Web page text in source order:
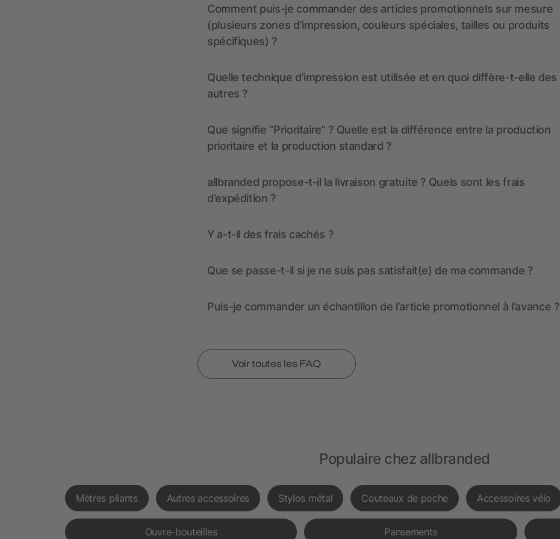
Comment puis-je commander des articles promotionnels sur mesure
(plusieurs zones d’impression, couleurs spéciales, tailles ou produits
spécifiques) ?
Quelle technique d’impression est utilisée et en quoi diffère-t-elle des
autres ?
Que signifie “Prioritaire” ? Quelle est la différence entre la production
prioritaire et la production standard ?
allbranded propose-t-il la livraison gratuite ? Quels sont les frais
d’expédition ?
Y a-t-il des frais cachés ?
Que se passe-t-il si je ne suis pas satisfait(e) de ma commande ?
Puis-je commander un échantillon de l’article promotionnel à l’avance ?
Voir toutes les FAQ
Populaire chez allbranded
Mètres pliants Autres accessoires Stylos métal Couteaux de poche Accessoires vélo
Ouvre-bouteilles Pansements